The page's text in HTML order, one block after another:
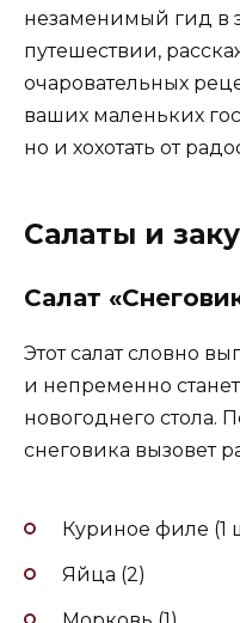
незаменимый гид в
путешествии,
очаровательных
ваших маленьких
но и хохотать от
Салаты и
Салат
Этот салат словно
и непременно
новогоднего стола.
снеговика вызовет
Куриное филе (1
Яйца (2)